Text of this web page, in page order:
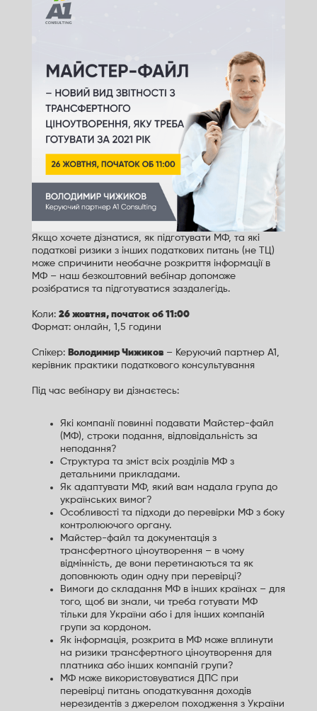
Якщо хочете дізнатися, як підготувати МФ, та які
податкові ризики з інших податкових питань (не ТЦ)
може спричинити необачне розкриття інформації в
МФ – наш безкоштовний вебінар допоможе
розібратися та підготуватися заздалегідь.
Коли: 26 жовтня, початок об 11:00
Формат: онлайн, 1,5 години
Спікер: Володимир Чижиков– Керуючий партнер А1,
керівник практики податкового консультування
Під час вебінару ви дізнаєтесь:
Які компанії повинні подавати Майстер-файл
(МФ), строки подання, відповідальність за
неподання?
Структура та зміст всіх розділів МФ з
детальними прикладами.
Як адаптувати МФ, який вам надала група до
українських вимог?
Особливості та підходи до перевірки МФ з боку
контролюючого органу.
Майстер-файл та документація з
трансфертного ціноутворення – в чому
відмінність, де вони перетинаються та як
доповнюють один одну при перевірці?
Вимоги до складання МФ в інших країнах – для
того, щоб ви знали, чи треба готувати МФ
тільки для України або і для інших компаній
групи за кордоном.
Як інформація, розкрита в МФ може вплинути
на ризики трансфертного ціноутворення для
платника або інших компаній групи?
МФ може використовуватися ДПС при
перевірці питань оподаткування доходів
нерезидентів з джерелом походження з України